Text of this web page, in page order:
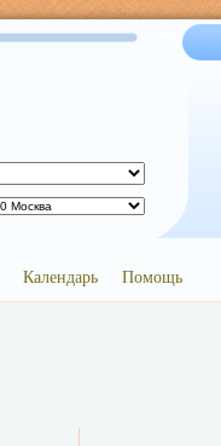
Календарь Помощь